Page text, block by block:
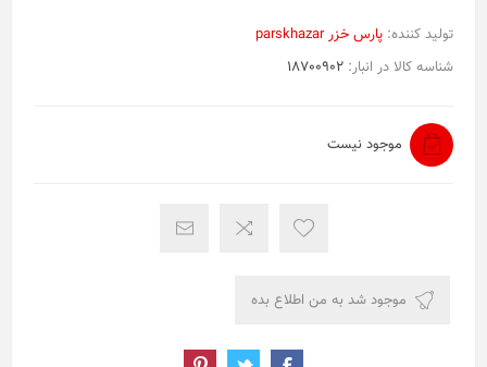
تولید کننده: پارس خزر parskhazar
شناسه کالا در انبار: 18700902
موجود نیست